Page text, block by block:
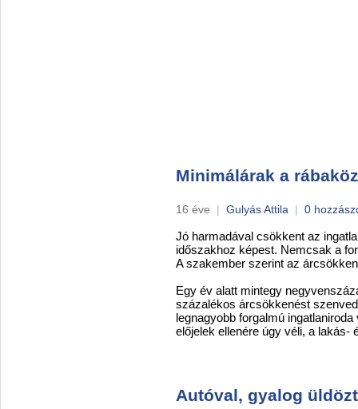
Minimálárak a
16 éve | Gulyás Attila | 0
Jó harmadával csökkent az
időszakhoz képest. Nemcsak a
A szakember szerint az
Egy év alatt mintegy
százalékos árcsökkenést
legnagyobb forgalmú
előjelek ellenére úgy véli, a lakás-
Autóval, gyalog